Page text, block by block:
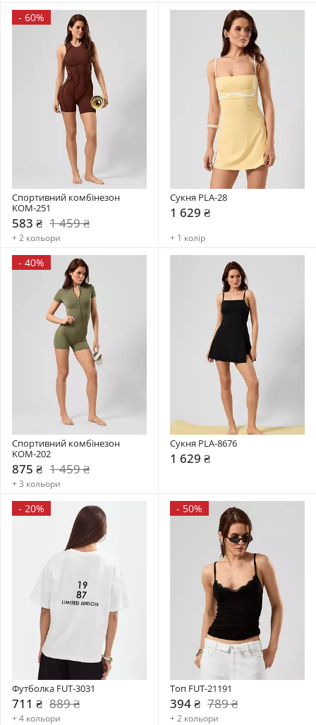
- 60%
Спортивний комбінезон
KOM-251
583 ₴ 1 459 ₴
+ 2 кольори
Сукня PLA-28
1 629 ₴
+ 1 колір
- 40%
Спортивний комбінезон
KOM-202
875 ₴ 1 459 ₴
+ 3 кольори
Сукня PLA-8676
1 629 ₴
- 20%
Футболка FUT-3031
711 ₴ 889 ₴
+ 4 кольори
- 50%
Топ FUT-21191
394 ₴ 789 ₴
+ 2 кольори